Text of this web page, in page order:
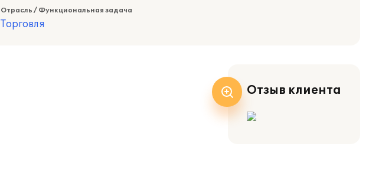
Отрасль / Функциональная задача
Торговля
Отзыв клиента